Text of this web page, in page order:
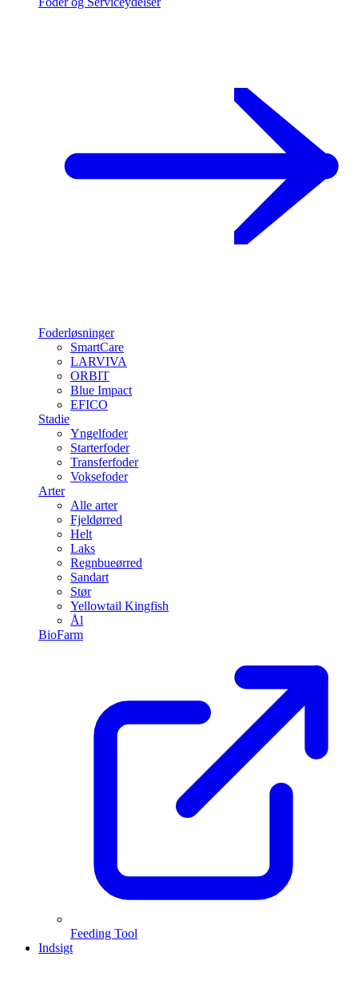
Foderløsninger
SmartCare
LARVIVA
ORBIT
Blue Impact
EFICO
Stadie
Yngelfoder
Starterfoder
Transferfoder
Voksefoder
Arter
Alle arter
Fjeldørred
Helt
Laks
Regnbueørred
Sandart
Stør
Yellowtail Kingfish
Ål
BioFarm
Feeding Tool
Indsigt